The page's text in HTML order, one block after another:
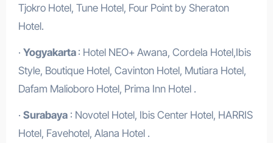
Tjokro Hotel, Tune Hotel, Four Point by Sheraton
Hotel.
· Yogyakarta : Hotel NEO+ Awana, Cordela Hotel,Ibis
Style, Boutique Hotel, Cavinton Hotel, Mutiara Hotel,
Dafam Malioboro Hotel, Prima Inn Hotel .
· Surabaya: Novotel Hotel, Ibis Center Hotel, HARRIS
Hotel, Favehotel, Alana Hotel .